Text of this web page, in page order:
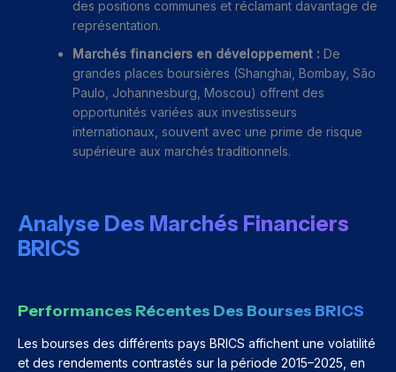
des positions communes et réclamant davantage de
représentation.
Marchés financiers en développement : De
grandes places boursières (Shanghai, Bombay, São
Paulo, Johannesburg, Moscou) offrent des
opportunités variées aux investisseurs
internationaux, souvent avec une prime de risque
supérieure aux marchés traditionnels.
Analyse Des Marchés Financiers
BRICS
Performances Récentes Des Bourses BRICS
Les bourses des différents pays BRICS affichent une volatilité
et des rendements contrastés sur la période 2015–2025, en